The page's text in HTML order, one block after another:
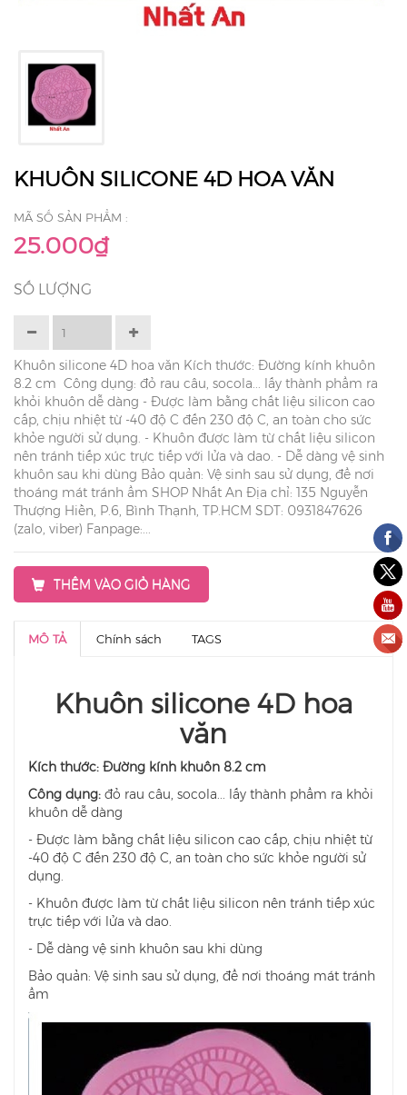
KHUÔN SILICONE 4D HOA VĂN
MÃ SỐ SẢN PHẨM :
25.000₫
SỐ LƯỢNG
Khuôn silicone 4D hoa văn Kích thước: Đường kính khuôn
8.2 cm Công dụng: đỏ rau câu, socola... lấy thành phẩm ra
khỏi khuôn dễ dàng - Được làm bằng chất liệu silicon cao
cấp, chịu nhiệt từ -40 độ C đến 230 độ C, an toàn cho sức
khỏe người sử dụng. - Khuôn được làm từ chất liệu silicon
nên tránh tiếp xúc trực tiếp với lửa và dao. - Dễ dàng vệ sinh
khuôn sau khi dùng Bảo quản: Vệ sinh sau sử dụng, để nơi
thoáng mát tránh ẩm SHOP Nhất An Địa chỉ: 135 Nguyễn
Thượng Hiền, P.6, Bình Thạnh, TP.HCM SDT: 0931847626
(zalo, viber) Fanpage:...
THÊM VÀO GIỎ HÀNG
MÔ TẢ Chính sách TAGS
Khuôn silicone 4D hoa
văn
Kích thước: Đường kính khuôn 8.2 cm
Công dụng: đỏ rau câu, socola... lấy thành phẩm ra khỏi
khuôn dễ dàng
- Được làm bằng chất liệu silicon cao cấp, chịu nhiệt từ
-40 độ C đến 230 độ C, an toàn cho sức khỏe người sử
dụng.
- Khuôn được làm từ chất liệu silicon nên tránh tiếp xúc
trực tiếp với lửa và dao.
- Dễ dàng vệ sinh khuôn sau khi dùng
Bảo quản: Vệ sinh sau sử dụng, để nơi thoáng mát tránh
ẩm